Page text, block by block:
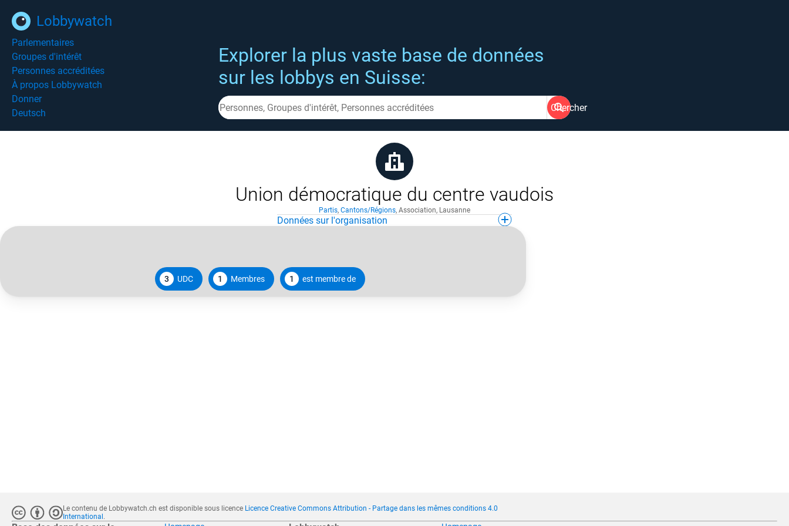
Lobbywatch
Parlementaires
Groupes d'intérêt
Personnes accréditées
À propos Lobbywatch
Donner
Deutsch
Explorer la plus vaste base de données
sur les lobbys en Suisse:
Chercher
Union démocratique du centre vaudois
Partis, Cantons/Régions, Association, Lausanne
Données sur l'organisation
3 UDC 1 Membres 1 est membre de
Le contenu de Lobbywatch.ch est disponible sous licence Licence Creative Commons Attribution - Partage dans les mêmes conditions 4.0
International .